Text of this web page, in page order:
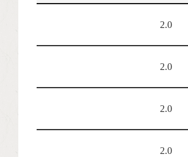
2.0
2.0
2.0
2.0